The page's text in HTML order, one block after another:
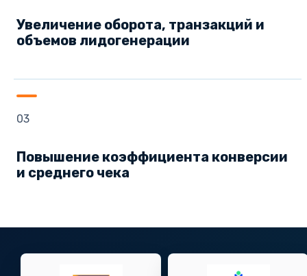
Увеличение оборота, транзакций и
объемов лидогенерации
03
Повышение коэффициента конверсии
и среднего чека